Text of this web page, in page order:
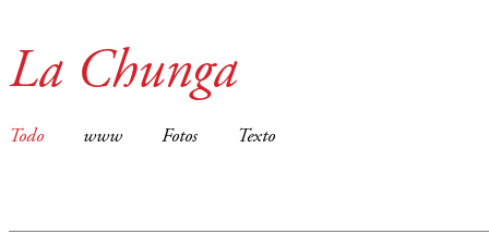
La Chunga
Todo www Fotos Texto